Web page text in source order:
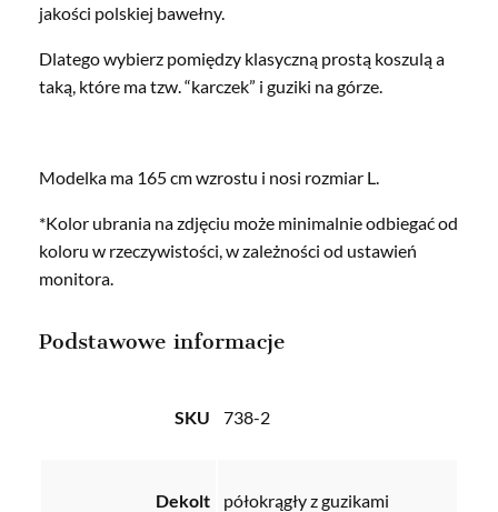
jakości polskiej bawełny.
Dlatego wybierz pomiędzy klasyczną prostą koszulą a
taką, które ma tzw. “karczek” i guziki na górze.
Modelka ma 165 cm wzrostu i nosi rozmiar L.
*Kolor ubrania na zdjęciu może minimalnie odbiegać od
koloru w rzeczywistości, w zależności od ustawień
monitora.
Podstawowe informacje
SKU 738-2
Dekolt półokrągły z guzikami